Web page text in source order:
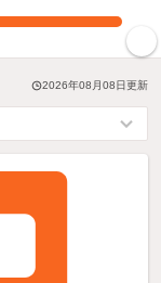
2026年08月08日更新